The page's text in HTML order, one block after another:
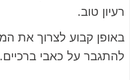
רעיון טוב.
באופן קבוע לצרוך את
להתגבר על כאבי ברכיים.